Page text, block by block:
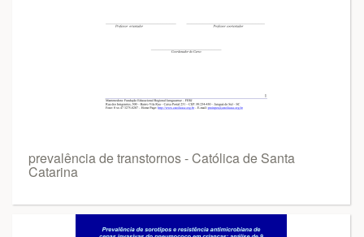
prevalência de transtornos - Católica de Santa
Catarina